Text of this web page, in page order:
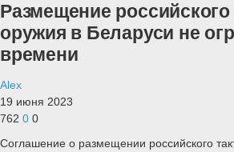
Размещение
оружия в Беларуси не
времени
Alex
19 июня 2023
762 0 0
Соглашение о размещении российского